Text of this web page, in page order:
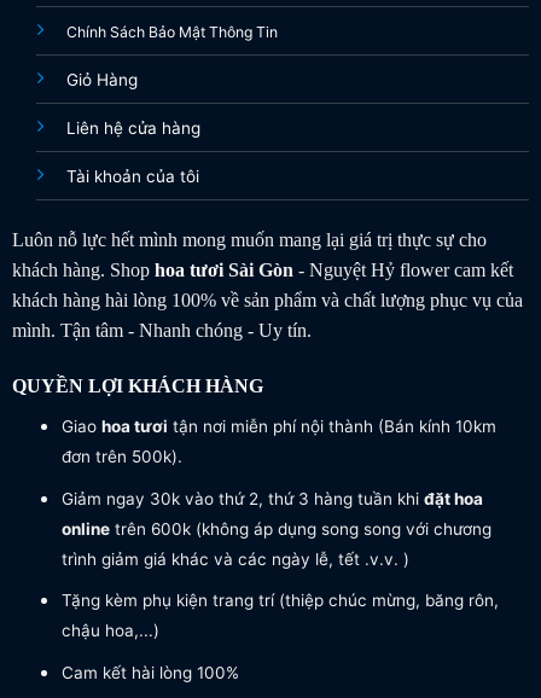
Chính Sách Bảo Mật Thông Tin
Giỏ Hàng
Liên hệ cửa hàng
Tài khoản của tôi
Luôn nỗ lực hết mình mong muốn mang lại giá trị thực sự cho
khách hàng. Shop hoa tươiSài Gòn- Nguyệt Hỷ flower cam kết
khách hàng hài lòng 100% về sản phẩm và chất lượng phục vụ của
mình. Tận tâm - Nhanh chóng - Uy tín.
QUYỀN LỢI KHÁCH HÀNG
Giao hoa tươi tận nơi miễn phí nội thành (Bán kính 10km
đơn trên 500k).
Giảm ngay 30k vào thứ 2, thứ 3 hàng tuần khi đặt hoa
onlinetrên 600k (không áp dụng song song với chương
trình giảm giá khác và các ngày lễ, tết .v.v. )
Tặng kèm phụ kiện trang trí (thiệp chúc mừng, băng rôn,
chậu hoa,...)
Cam kết hài lòng 100%